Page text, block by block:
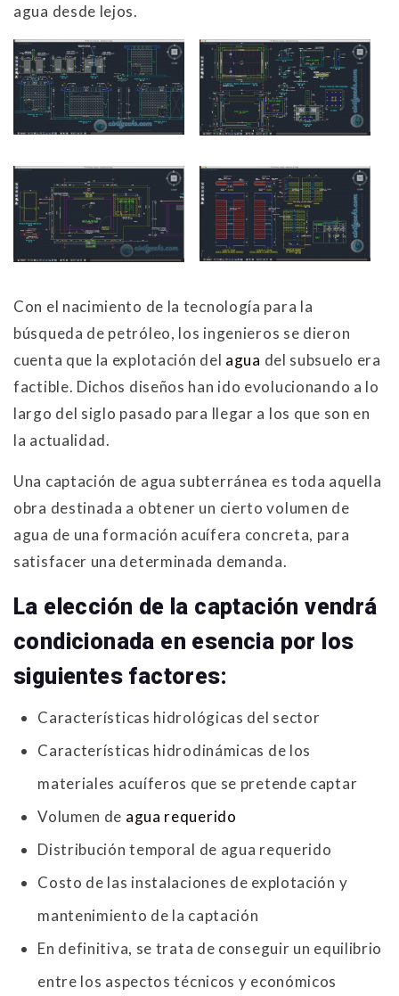
agua desde lejos.
Con el nacimiento de la tecnología para la
búsqueda de petróleo, los ingenieros se dieron
cuenta que la explotación del agua del subsuelo era
factible. Dichos diseños han ido evolucionando a lo
largo del siglo pasado para llegar a los que son en
la actualidad.
Una captación de agua subterránea es toda aquella
obra destinada a obtener un cierto volumen de
agua de una formación acuífera concreta, para
satisfacer una determinada demanda.
La elección de la captación vendrá
condicionada en esencia por los
siguientes factores:
Características hidrológicas del sector
Características hidrodinámicas de los
materiales acuíferos que se pretende captar
Volumen de agua requerido
Distribución temporal de agua requerido
Costo de las instalaciones de explotación y
mantenimiento de la captación
En definitiva, se trata de conseguir un equilibrio
entre los aspectos técnicos y económicos